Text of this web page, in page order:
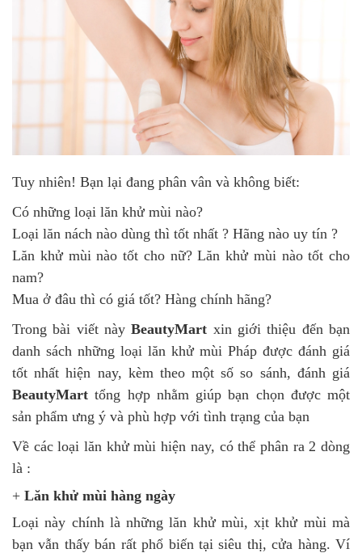
Tuy nhiên! Bạn lại đang phân vân và không biết:
Có những loại lăn khử mùi nào?
Loại lăn nách nào dùng thì tốt nhất ? Hãng nào uy tín ?
Lăn khử mùi nào tốt cho nữ? Lăn khử mùi nào tốt cho
nam?
Mua ở đâu thì có giá tốt? Hàng chính hãng?
Trong bài viết nàyBeautyMart xin giới thiệu đến bạn
danh sách những loại lăn khử mùi Pháp được đánh giá
tốt nhất hiện nay, kèm theo một số so sánh, đánh giá
BeautyMart tổng hợp nhằm giúp bạn chọn được một
sản phẩm ưng ý và phù hợp với tình trạng của bạn
Về các loại lăn khử mùi hiện nay, có thể phân ra 2 dòng
là :
+ Lăn khử mùi hàng ngày
Loại này chính là những lăn khử mùi, xịt khử mùi mà
bạn vẫn thấy bán rất phổ biến tại siêu thị, cửa hàng. Ví